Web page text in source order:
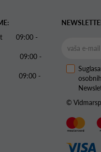
09:00 -
-
-
©